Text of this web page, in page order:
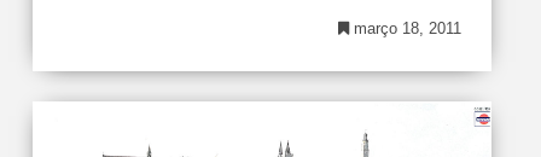
março 18, 2011